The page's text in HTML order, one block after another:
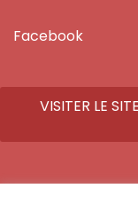
Facebook
VISITER LE